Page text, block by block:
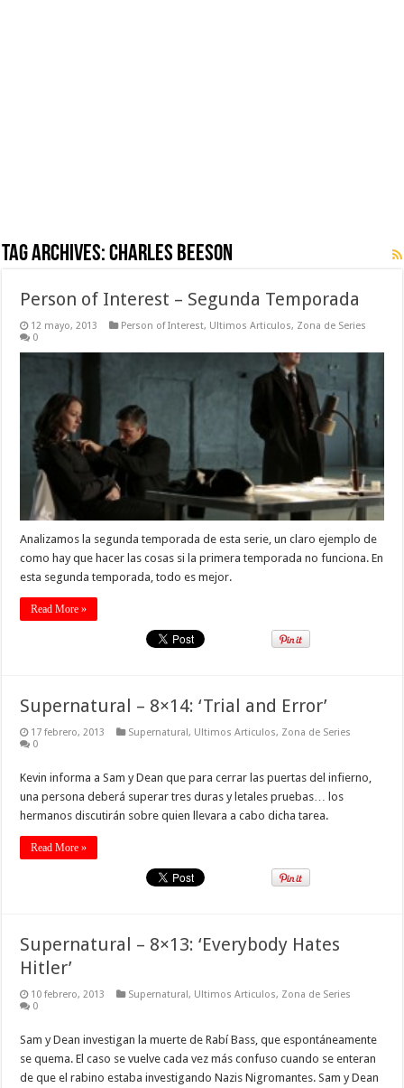
Tag Archives:Charles Beeson
Person of Interest – Segunda Temporada
12 mayo, 2013 Person of Interest, Ultimos Articulos, Zona de Series
0
Analizamos la segunda temporada de esta serie, un claro ejemplo de
como hay que hacer las cosas si la primera temporada no funciona. En
esta segunda temporada, todo es mejor.
Read More »
Supernatural – 8×14: ‘Trial and Error’
17 febrero, 2013 Supernatural, Ultimos Articulos, Zona de Series
0
Kevin informa a Sam y Dean que para cerrar las puertas del infierno,
una persona deberá superar tres duras y letales pruebas… los
hermanos discutirán sobre quien llevara a cabo dicha tarea.
Read More »
Supernatural – 8×13: ‘Everybody Hates
Hitler’
10 febrero, 2013 Supernatural, Ultimos Articulos, Zona de Series
0
Sam y Dean investigan la muerte de Rabí Bass, que espontáneamente
se quema. El caso se vuelve cada vez más confuso cuando se enteran
de que el rabino estaba investigando Nazis Nigromantes. Sam y Dean